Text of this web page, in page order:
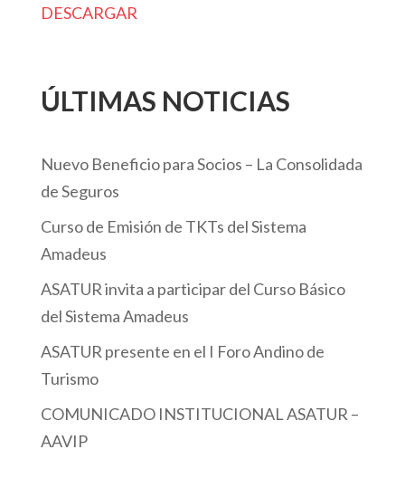
DESCARGAR
ÚLTIMAS NOTICIAS
Nuevo Beneficio para Socios – La Consolidada
de Seguros
Curso de Emisión de TKTs del Sistema
Amadeus
ASATUR invita a participar del Curso Básico
del Sistema Amadeus
ASATUR presente en el I Foro Andino de
Turismo
COMUNICADO INSTITUCIONAL ASATUR –
AAVIP